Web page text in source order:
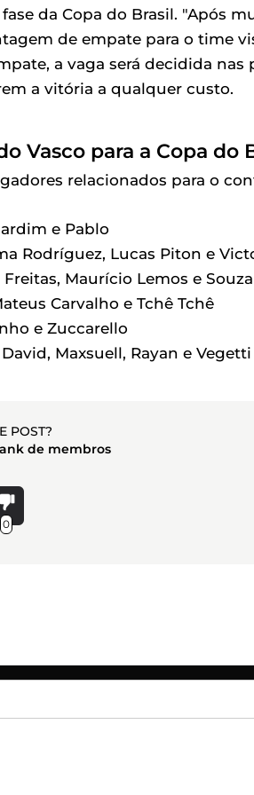
da Copa do Brasil. "Após
de empate para o time
a vaga será decidida
a vitória a qualquer custo.
Vasco para a Copa do
relacionados para o
e Pablo
Rodríguez, Lucas Piton e
Maurício Lemos e Souza
Carvalho e Tchê Tchê
e Zuccarello
Maxsuell, Rayan e Vegetti
POST?
de membros
0